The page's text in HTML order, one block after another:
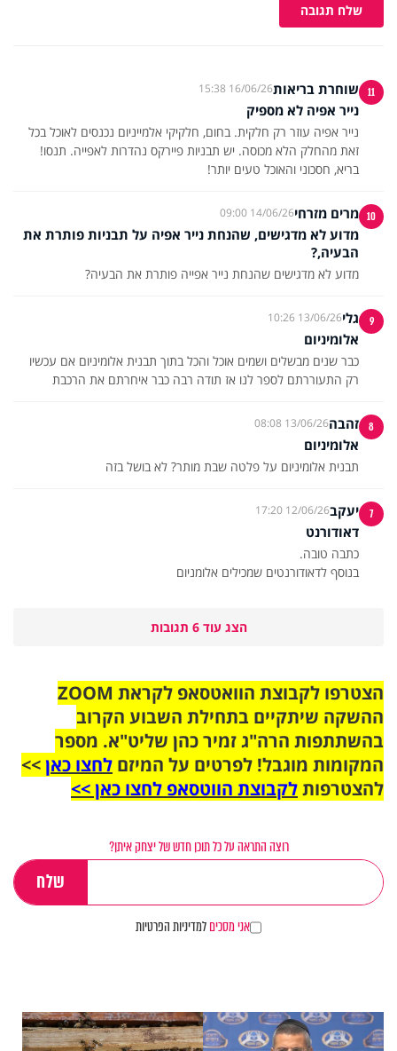
שלח תגובה
11 שוחרת בריאות16/06/26 15:38
נייר אפיה לא מספיק
נייר אפיה עוזר רק חלקית. בחום, חלקיקי אלמייניום נכנסים לאוכל בכל
זאת מהחלק הלא מכוסה. יש תבניות פיירקס נהדרות לאפייה. תנסו!
בריא, חסכוני והאוכל טעים יותר!
10 מרים מזרחי14/06/26 09:00
מדוע לא מדגישים, שהנחת נייר אפיה על תבניות פותרת את
הבעיה,?
מדוע לא מדגישים שהנחת נייר אפייה פותרת את הבעיה?
9 גלי13/06/26 10:26
אלומיניום
כבר שנים מבשלים ושמים אוכל והכל בתוך תבנית אלומיניום אם עכשיו
רק התעוררתם לספר לנו אז תודה רבה כבר איחרתם את הרכבת
8 זהבה13/06/26 08:08
אלומיניום
תבנית אלומיניום על פלטה שבת מותר? לא בושל בזה
7 יעקב12/06/26 17:20
דאודורנט
בנוסף לדאודורנטים שמכילים אלומניום
הצג עוד 6 תגובות
הצטרפו לקבוצת הוואטסאפ לקראת ZOOM
ההשקה שיתקיים בתחילת השבוע הקרוב
בהשתתפות הרה"ג זמיר כהן שליט"א. מספר
המקומות מוגבל! לפרטים על המיזם לחצו כאן>>
להצטרפותלקבוצת הווטסאפ לחצו כאן >>
רוצה התראה על כל תוכן חדש של יצחק איתן?
אני מסכיםלמדיניות הפרטיות